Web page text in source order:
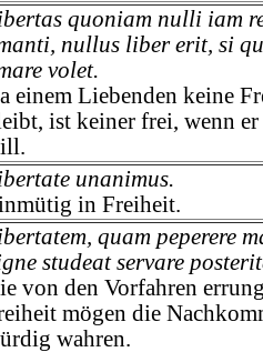
quoniam nulli iam
nullus liber erit, si
volet.
einem Liebenden keine
ist keiner frei, wenn
unanimus.
in Freiheit.
quam peperere
studeat servare
von den Vorfahren
mögen die
wahren.